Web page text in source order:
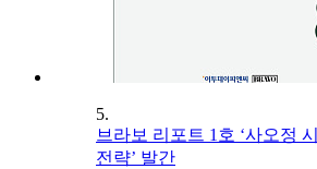
5.
브라보 리포트 1호 ‘사오정
전략’ 발간